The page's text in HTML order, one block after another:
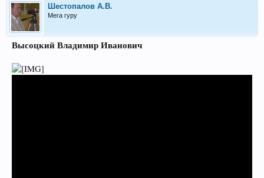
Шестопалов А.В.
Мега гуру
Высоцкий Владимир Иванович